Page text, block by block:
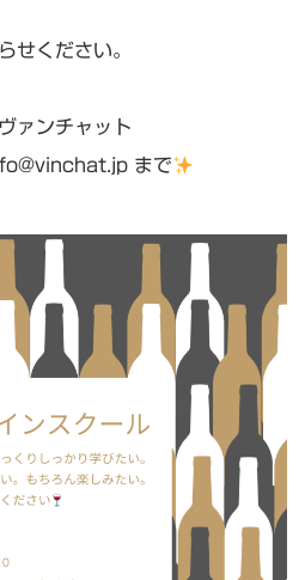
せください。
ァンチャット
まで